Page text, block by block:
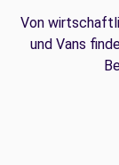
Von
und Vans